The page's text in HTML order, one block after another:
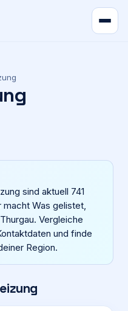
sind aktuell 741
macht Was gelistet,
Vergleiche
und finde
Region.